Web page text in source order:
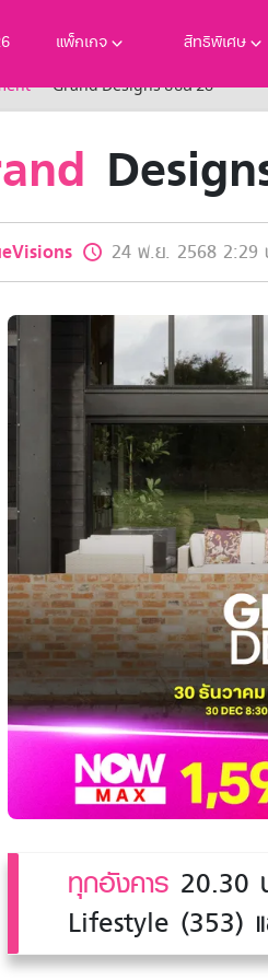
แพ็กเกจ สิทธิพิเศษ
ทั้งหมด
ส์
อบการ
Grand Designs ซีซั่น 23
24 พ.ย. 2568 2:29
ทุกอังคาร 20.30
Lifestyle (353)